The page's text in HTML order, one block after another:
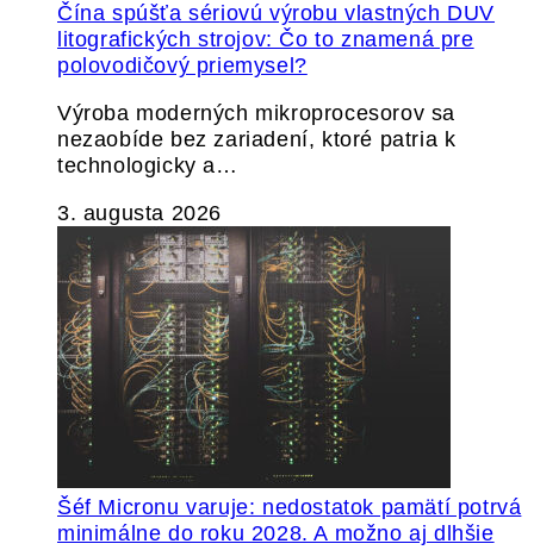
Čína spúšťa sériovú výrobu vlastných DUV
litografických strojov: Čo to znamená pre
polovodičový priemysel?
Výroba moderných mikroprocesorov sa
nezaobíde bez zariadení, ktoré patria k
technologicky a…
3. augusta 2026
Šéf Micronu varuje: nedostatok pamätí potrvá
minimálne do roku 2028. A možno aj dlhšie